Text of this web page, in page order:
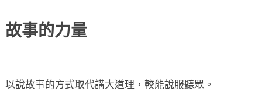
故事的力量
以說故事的方式取代講大道理，較能說服聽眾。